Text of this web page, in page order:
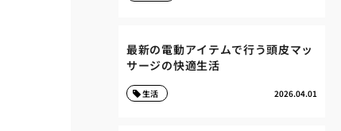
最新の電動アイテムで行う頭皮マッ
サージの快適生活
2026.04.01
生活